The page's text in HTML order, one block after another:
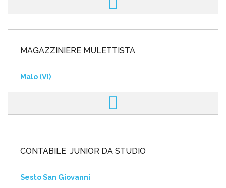
MAGAZZINIERE MULETTISTA
Malo (VI)
CONTABILE JUNIOR DA STUDIO
Sesto San Giovanni